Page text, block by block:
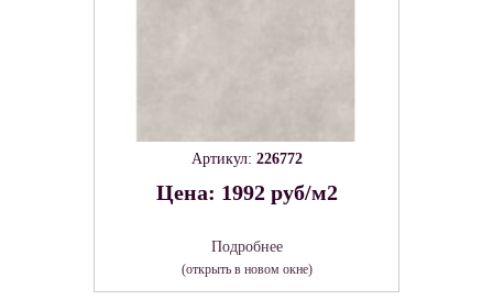
Артикул: 226772
Цена: 1992 руб/м2
Подробнее
(открыть в новом окне)